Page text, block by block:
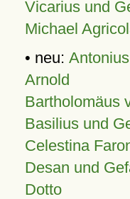
Vicarius und
Michael
• neu: Antonius
Arnold
Bartholomäus
Basilius und
Celestina
Desan und
Dotto